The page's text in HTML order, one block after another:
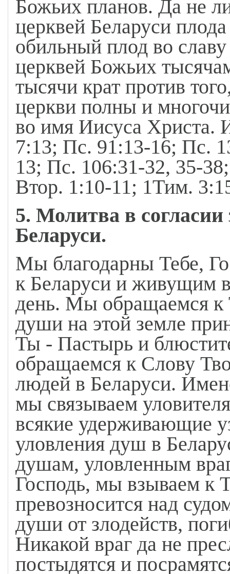
Божьих планов. Да не
церквей Беларуси
обильный плод во
церквей Божьих
тысячи крат против
церкви полны и
во имя Иисуса Христа.
7:13; Пс. 91:13-16; Пс.
13; Пс. 106:31-32, 35-
Втор. 1:10-11; 1Тим.
5. Молитва в согласии
Беларуси.
Мы благодарны Тебе,
к Беларуси и живущим
день. Мы обращаемся к
души на этой земле
Ты - Пастырь и
обращаемся к Слову
людей в Беларуси.
мы связываем
всякие удерживающие
уловления душ в
душам, уловленным
Господь, мы взываем к
превозносится над
души от злодейств,
Никакой враг да не
постыдятся и